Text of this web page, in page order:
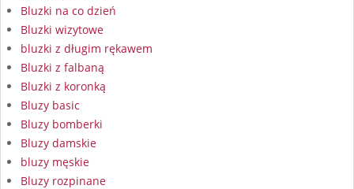
Bluzki na co dzień
Bluzki wizytowe
bluzki z długim rękawem
Bluzki z falbaną
Bluzki z koronką
Bluzy basic
Bluzy bomberki
Bluzy damskie
bluzy męskie
Bluzy rozpinane